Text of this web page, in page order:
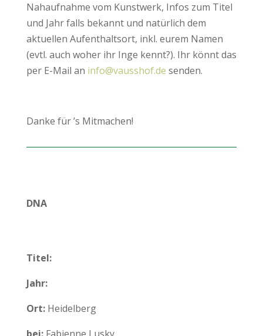
Nahaufnahme vom Kunstwerk, Infos zum Titel
und Jahr falls bekannt und natürlich dem
aktuellen Aufenthaltsort, inkl. eurem Namen
(evtl. auch woher ihr Inge kennt?). Ihr könnt das
per E-Mail an info@vausshof.de senden.
Danke für ’s Mitmachen!
DNA
Titel:
Jahr:
Ort:Heidelberg